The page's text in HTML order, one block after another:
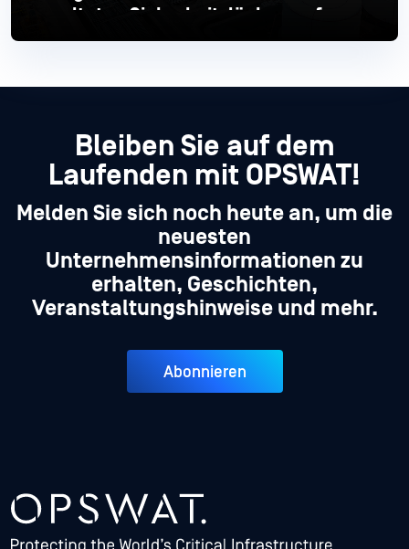
veralteten Sicherheitslücken auf
moderne Industrial um
Mehr lesen
Bleiben Sie auf dem
Laufenden mit OPSWAT!
Melden Sie sich noch heute an, um die
neuesten
Unternehmensinformationen zu
erhalten, Geschichten,
Veranstaltungshinweise und mehr.
Abonnieren